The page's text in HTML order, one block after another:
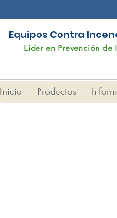
Equipos Contra
Líder en Prevención de
Inicio Productos